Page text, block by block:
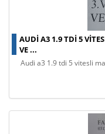
AUDI A3 1.9 TDİ 5
VE ...
audi a3 1.9 tdi̇ 5 vitesli